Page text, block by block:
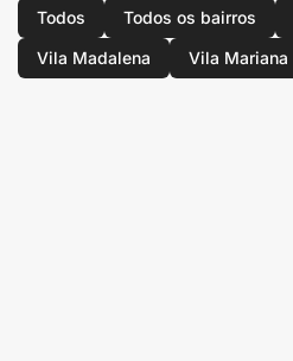
Todos
Todos os bairros
Vila Madalena
Vila Mariana